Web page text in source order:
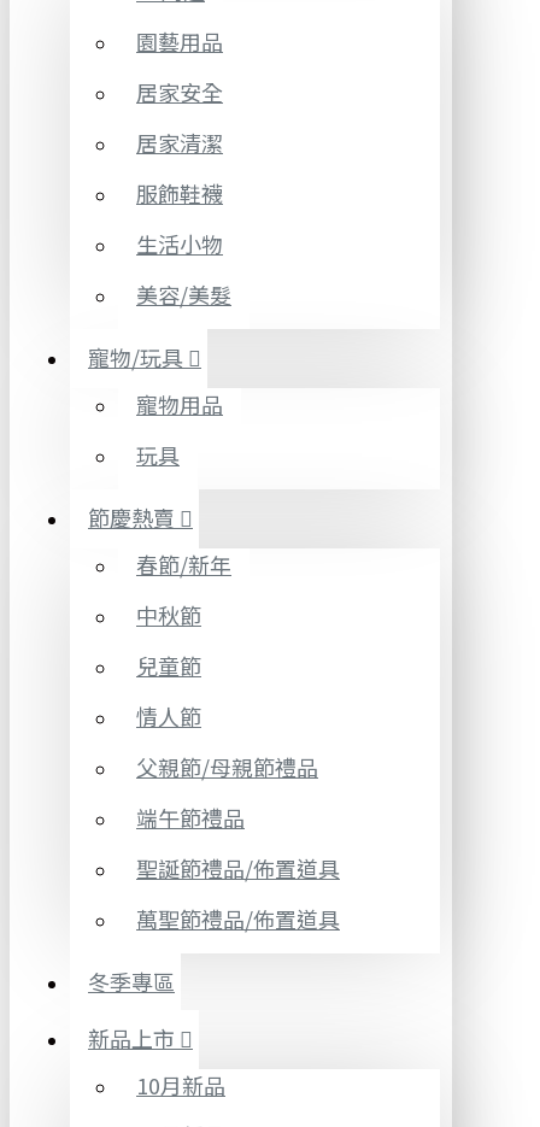
園藝用品
居家安全
居家清潔
服飾鞋襪
生活小物
美容/美髮
寵物/玩具
寵物用品
玩具
節慶熱賣
春節/新年
中秋節
兒童節
情人節
父親節/母親節禮品
端午節禮品
聖誕節禮品/佈置道具
萬聖節禮品/佈置道具
冬季專區
新品上市
10月新品